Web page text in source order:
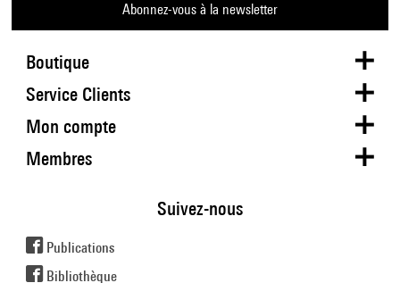
Boutique
Abonnez-vous à la newsletter
Service Clients
Mon compte
Membres
Suivez-nous
Publications
Bibliothèque